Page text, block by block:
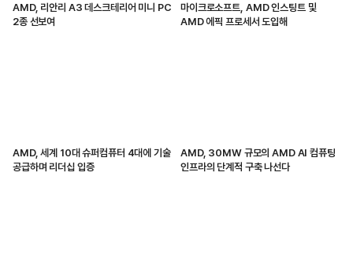
AMD, 리안리 A3 데스크테리어 미니 PC
2종 선보여
마이크로소프트, AMD 인스팅트 및
AMD 에픽 프로세서 도입해
AMD, 세계 10대 슈퍼컴퓨터 4대에 기술
공급하며 리더십 입증
AMD, 30MW 규모의 AMD AI 컴퓨팅
인프라의 단계적 구축 나선다